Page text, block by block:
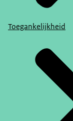
Toegankelijkheid